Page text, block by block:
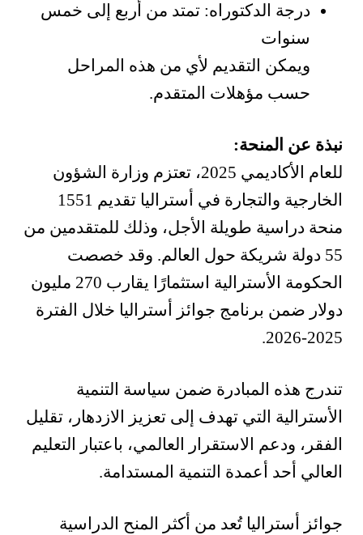
درجة الدكتوراه: تمتد من أربع إلى خمس
سنوات
ويمكن التقديم لأي من هذه المراحل
حسب مؤهلات المتقدم.
نبذة عن المنحة:
للعام الأكاديمي 2025، تعتزم وزارة الشؤون
الخارجية والتجارة في أستراليا تقديم 1551
منحة دراسية طويلة الأجل، وذلك للمتقدمين من
55 دولة شريكة حول العالم. وقد خصصت
الحكومة الأسترالية استثمارًا يقارب 270 مليون
دولار ضمن برنامج جوائز أستراليا خلال الفترة
2025-2026.
تندرج هذه المبادرة ضمن سياسة التنمية
الأسترالية التي تهدف إلى تعزيز الازدهار، تقليل
الفقر، ودعم الاستقرار العالمي، باعتبار التعليم
العالي أحد أعمدة التنمية المستدامة.
جوائز أستراليا تُعد من أكثر المنح الدراسية